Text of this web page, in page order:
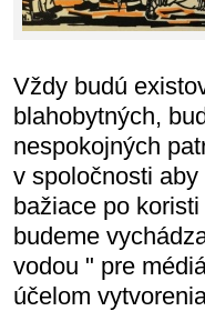
Vždy budú
blahobytných,
nespokojných
v spoločnosti
bažiace po
budeme
vodou " pre
účelom